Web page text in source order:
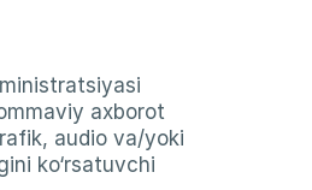
axborot
audio va/yoki
ko‘rsatuvchi